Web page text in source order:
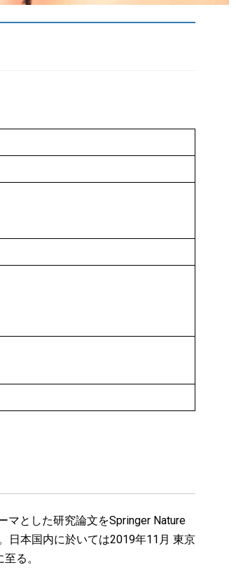
マとした研究論文をSpringer Nature
日本国内に於いては2019年11月 東京
る。